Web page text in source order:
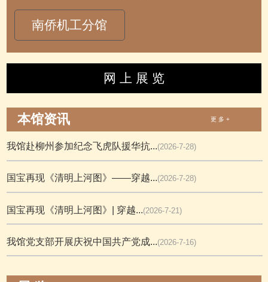
南侨机工分馆
网 上 展 览
本馆资讯 更 多 +
我馆赴柳州参加纪念飞虎队援华抗...(2026-7-28)
国宝再现《清明上河图》——穿越...(2026-7-28)
国宝再现《清明上河图》| 穿越...(2026-7-21)
我馆党支部开展庆祝中国共产党成...(2026-7-16)